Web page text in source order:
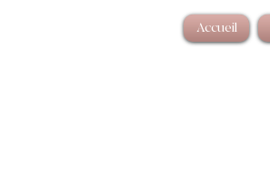
Accueil